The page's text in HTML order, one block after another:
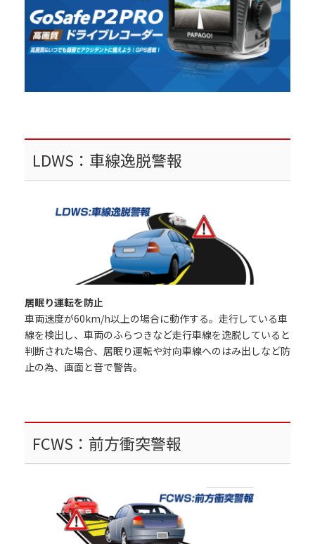
LDWS：車線逸脱警報
居眠り運転を防止
車両速度が60km/h以上の場合に動作する。走行している車
線を検出し、車両のふらつきなど走行車線を逸脱していると
判断された場合、居眠り運転や対向車線へのはみ出しなど防
止の為、画面と音で警告。
FCWS：前方衝突警報